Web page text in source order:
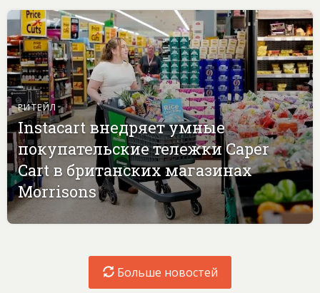
РИТЕЙЛ
Instacart внедряет умные
покупательские тележки Caper
Cart в британских магазинах
Morrisons
Больше новостей